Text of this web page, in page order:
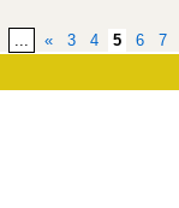
... « 3 4 5 6 7